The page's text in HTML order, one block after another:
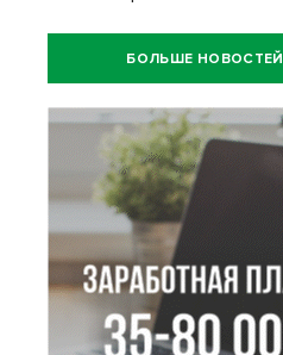
БОЛЬШЕ НОВОСТЕЙ